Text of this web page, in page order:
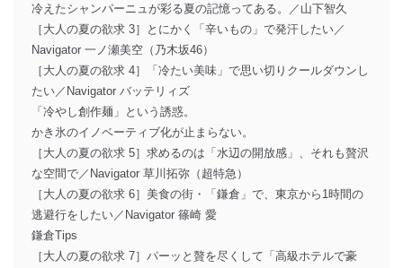
冷えたシャンパーニュが彩る夏の記憶ってある。／山下智久
［大人の夏の欲求 3］とにかく「辛いもの」で発汗したい／
Navigator 一ノ瀬美空（乃木坂46）
［大人の夏の欲求 4］「冷たい美味」で思い切りクールダウンし
たい／Navigator バッテリィズ
「冷やし創作麺」という誘惑。
かき氷のイノベーティブ化が止まらない。
［大人の夏の欲求 5］求めるのは「水辺の開放感」、それも贅沢
な空間で／Navigator 草川拓弥（超特急）
［大人の夏の欲求 6］美食の街・「鎌倉」で、東京から1時間の
逃避行をしたい／Navigator 篠崎 愛
鎌倉Tips
［大人の夏の欲求 7］パーッと贅を尽くして「高級ホテルで豪